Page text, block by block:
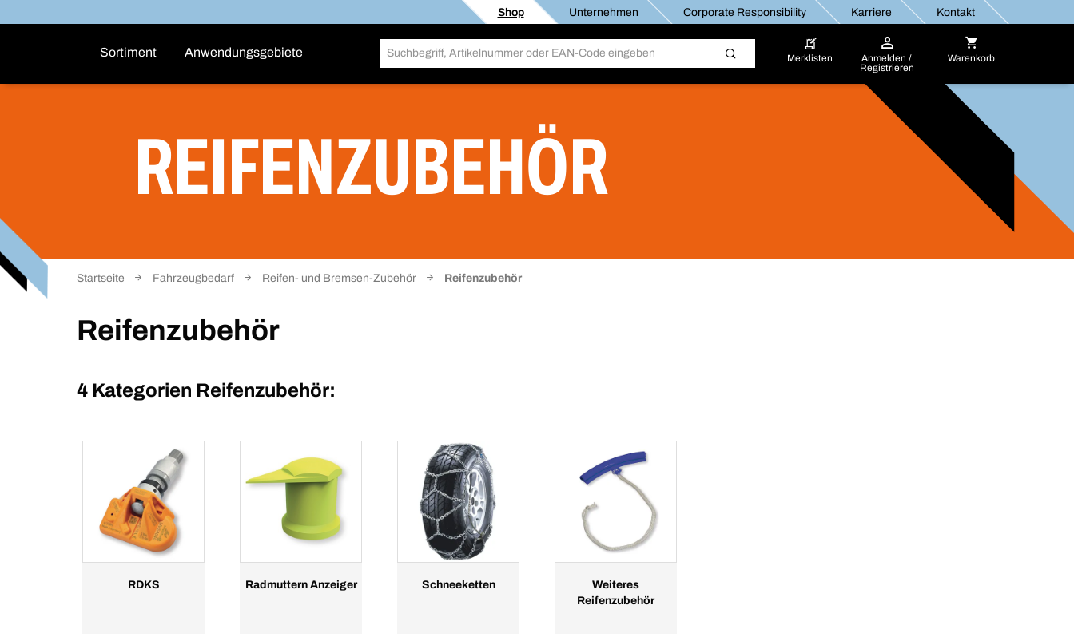
Shop Unternehmen Corporate Responsibility Karriere Kontakt
Sortiment Anwendungsgebiete Merklisten
Anmelden /
Registrieren
Warenkorb
REIFENZUBEHÖR
Startseite Fahrzeugbedarf Reifen- und Bremsen-Zubehör Reifenzubehör
Reifenzubehör
4 Kategorien Reifenzubehör:
RDKS Radmuttern Anzeiger Schneeketten
Weiteres
Reifenzubehör